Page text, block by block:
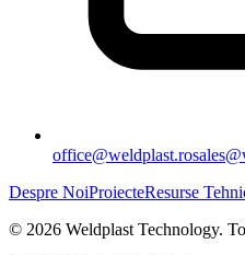
office@weldplast.ro
Despre NoiProiecteResurse
© 2026 Weldplast Technology.